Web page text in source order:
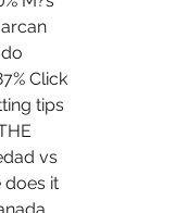
Click
tips
vs
does it